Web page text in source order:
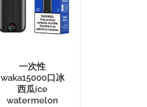
一次性
waka15000口冰
西瓜ice
watermelon